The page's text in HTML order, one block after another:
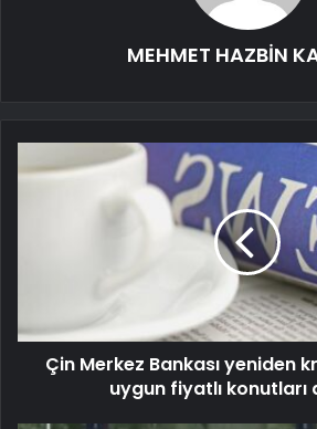
MEHMET HAZBİN
Çin Merkez Bankası yeniden
uygun fiyatlı konutları